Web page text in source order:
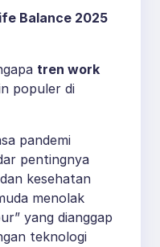
Balance 2025
tren work
populer di
pandemi
pentingnya
kesehatan
menolak
yang dianggap
teknologi